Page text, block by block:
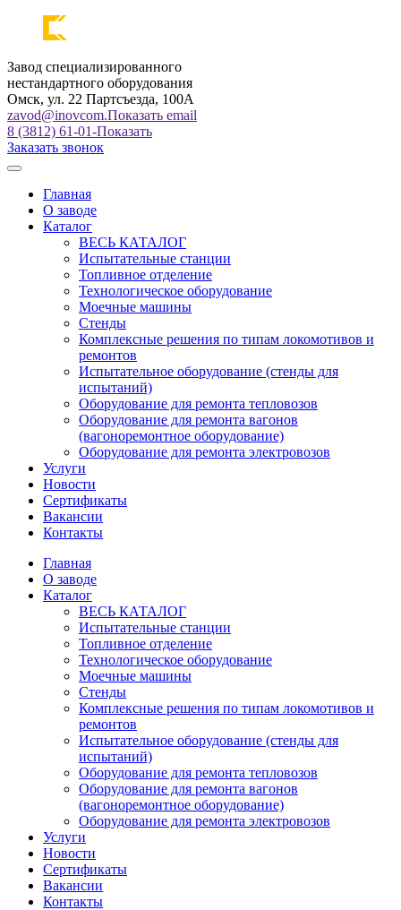
Завод специализированного
нестандартного оборудования
Омск, ул. 22 Партсъезда, 100А
zavod@inovcom.Показать email
8 (3812) 61-01-Показать
Заказать звонок
Главная
О заводе
Каталог
ВЕСЬ КАТАЛОГ
Испытательные станции
Топливное отделение
Технологическое оборудование
Моечные машины
Стенды
Комплексные решения по типам локомотивов и
ремонтов
Испытательное оборудование (стенды для
испытаний)
Оборудование для ремонта тепловозов
Оборудование для ремонта вагонов
(вагоноремонтное оборудование)
Оборудование для ремонта электровозов
Услуги
Новости
Сертификаты
Вакансии
Контакты
Главная
О заводе
Каталог
ВЕСЬ КАТАЛОГ
Испытательные станции
Топливное отделение
Технологическое оборудование
Моечные машины
Стенды
Комплексные решения по типам локомотивов и
ремонтов
Испытательное оборудование (стенды для
испытаний)
Оборудование для ремонта тепловозов
Оборудование для ремонта вагонов
(вагоноремонтное оборудование)
Оборудование для ремонта электровозов
Услуги
Новости
Сертификаты
Вакансии
Контакты